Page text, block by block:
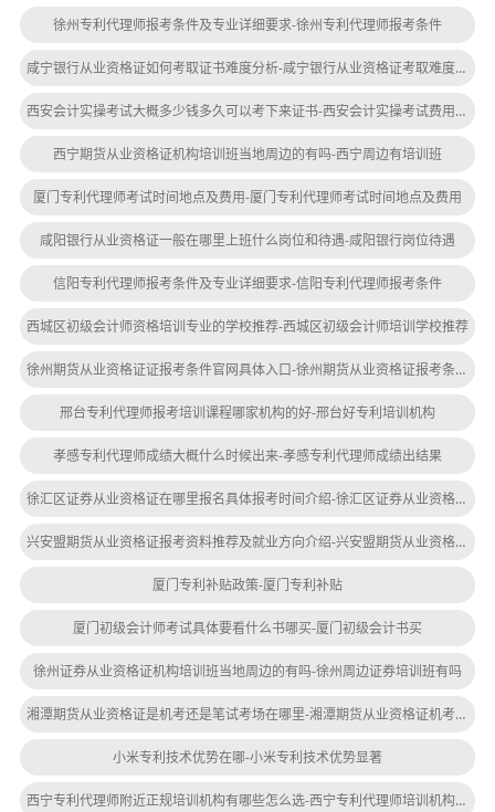
徐州专利代理师报考条件及专业详细要求-徐州专利代理师报考条件
咸宁银行从业资格证如何考取证书难度分析-咸宁银行从业资格证考取难度分析
西安会计实操考试大概多少钱多久可以考下来证书-西安会计实操考试费用及时间大概多少
西宁期货从业资格证机构培训班当地周边的有吗-西宁周边有培训班
厦门专利代理师考试时间地点及费用-厦门专利代理师考试时间地点及费用
咸阳银行从业资格证一般在哪里上班什么岗位和待遇-咸阳银行岗位待遇
信阳专利代理师报考条件及专业详细要求-信阳专利代理师报考条件
西城区初级会计师资格培训专业的学校推荐-西城区初级会计师培训学校推荐
徐州期货从业资格证证报考条件官网具体入口-徐州期货从业资格证报考条件官网入口
邢台专利代理师报考培训课程哪家机构的好-邢台好专利培训机构
孝感专利代理师成绩大概什么时候出来-孝感专利代理师成绩出结果
徐汇区证券从业资格证在哪里报名具体报考时间介绍-徐汇区证券从业资格证报名时间
兴安盟期货从业资格证报考资料推荐及就业方向介绍-兴安盟期货从业资格证报考推荐
厦门专利补贴政策-厦门专利补贴
厦门初级会计师考试具体要看什么书哪买-厦门初级会计书买
徐州证券从业资格证机构培训班当地周边的有吗-徐州周边证券培训班有吗
湘潭期货从业资格证是机考还是笔试考场在哪里-湘潭期货从业资格证机考考场在哪里
小米专利技术优势在哪-小米专利技术优势显著
西宁专利代理师附近正规培训机构有哪些怎么选-西宁专利代理师培训机构推荐